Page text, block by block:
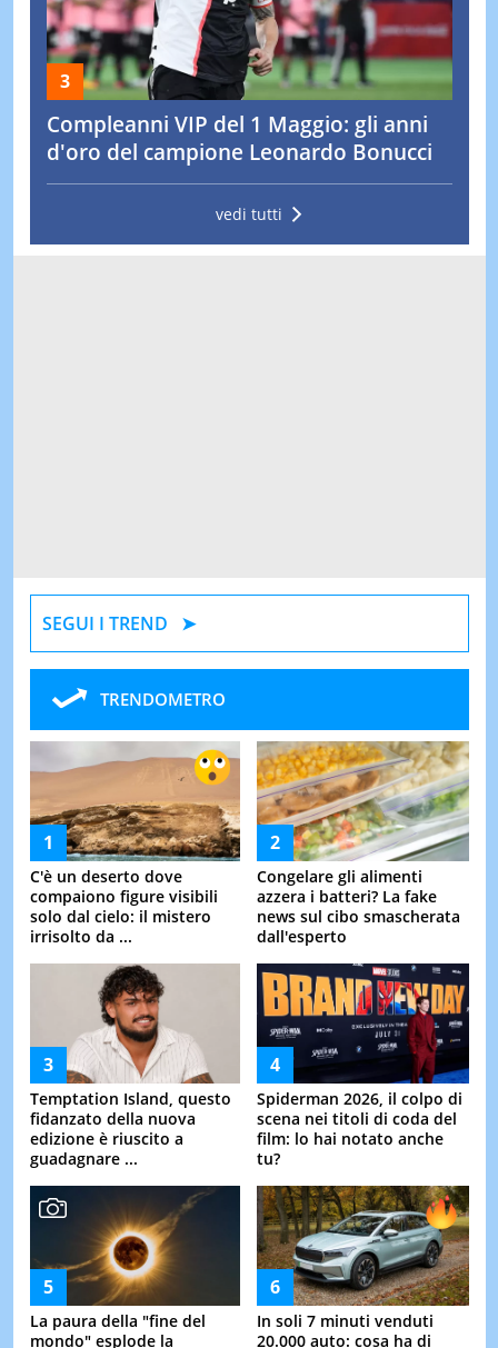
Compleanni VIP del 1 Maggio: gli anni
d'oro del campione Leonardo Bonucci
vedi tutti
SEGUI I TREND
TRENDOMETRO
C'è un deserto dove
compaiono figure visibili
solo dal cielo: il mistero
irrisolto da ...
Congelare gli alimenti
azzera i batteri? La fake
news sul cibo smascherata
dall'esperto
Temptation Island, questo
fidanzato della nuova
edizione è riuscito a
guadagnare ...
Spiderman 2026, il colpo di
scena nei titoli di coda del
film: lo hai notato anche
tu?
La paura della "fine del
mondo" esplode la
In soli 7 minuti venduti
20.000 auto: cosa ha di